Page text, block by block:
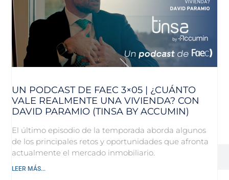
UN PODCAST DE FAEC 3×05 | ¿CUÁNTO
VALE REALMENTE UNA VIVIENDA? CON
DAVID PARAMIO (TINSA BY ACCUMIN)
El último episodio de la temporada aborda algunos
de los principales retos y oportunidades que afronta
actualmente el mercado inmobiliario.
LEER MÁS...